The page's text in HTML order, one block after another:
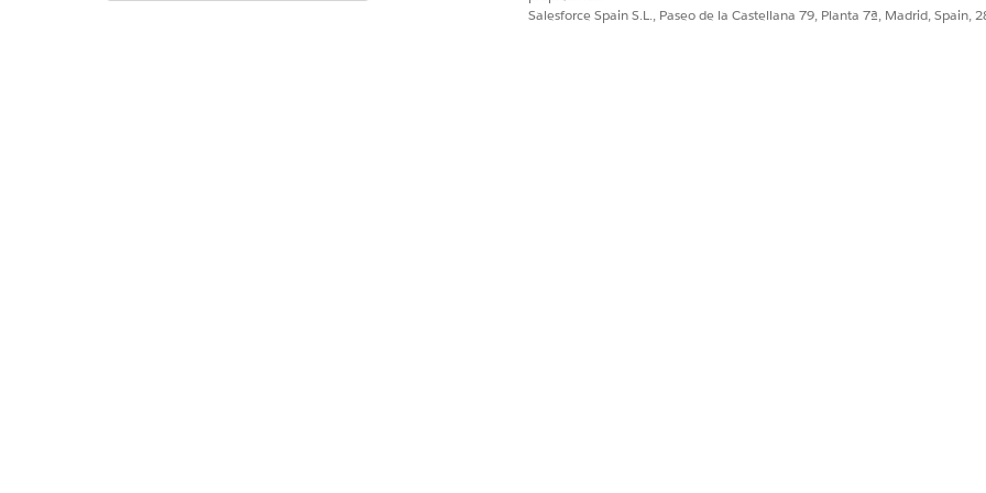
relevantes. Si aún no puede resolverlo utilizando artículos Knowledge, Agentforce crea un
Salesforce Spain S.L., Paseo de la Castellana 79, Planta 7ª, Madrid, Spain,